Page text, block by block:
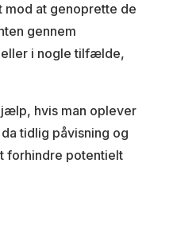
mod at genoprette de
gennem
i nogle tilfælde,
hvis man oplever
tidlig påvisning og
forhindre potentielt